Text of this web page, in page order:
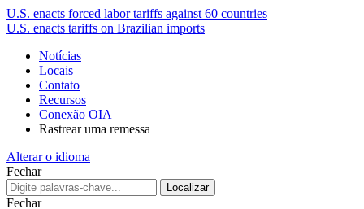
U.S. enacts forced labor tariffs against 60 countries
U.S. enacts tariffs on Brazilian imports
Notícias
Locais
Contato
Recursos
Conexão OIA
Rastrear uma remessa
Alterar o idioma
Fechar
Fechar